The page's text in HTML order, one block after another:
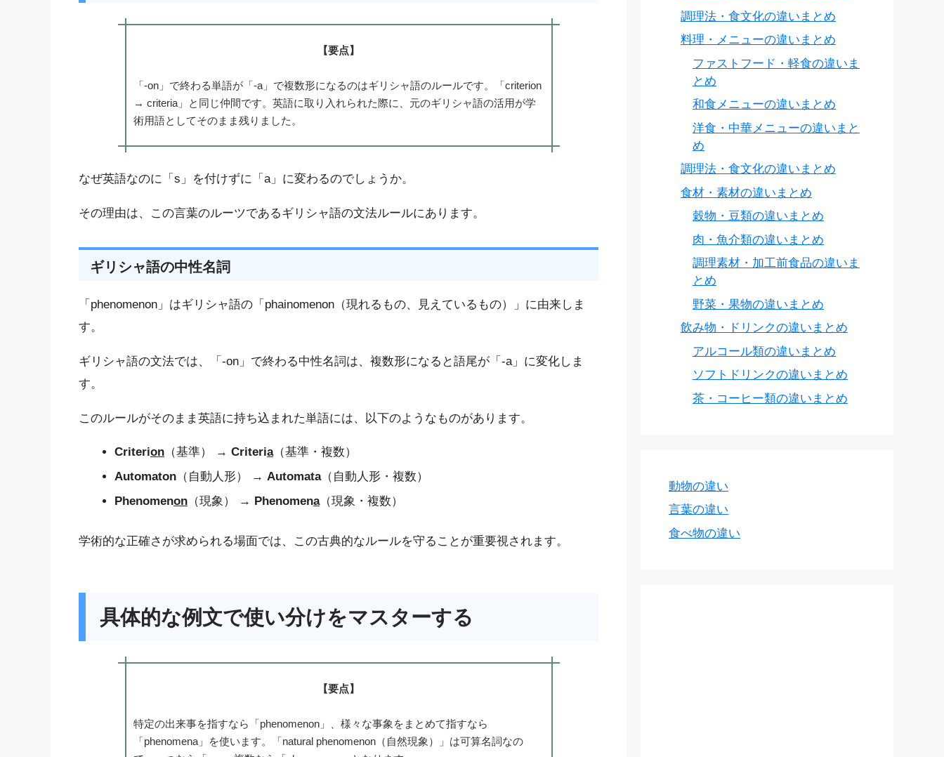
【要点】
「-on」で終わる単語が「-a」で複数形になるのはギリシャ語のルールです。「criterion
→ criteria」と同じ仲間です。英語に取り入れられた際に、元のギリシャ語の活用が学
術用語としてそのまま残りました。
なぜ英語なのに「s」を付けずに「a」に変わるのでしょうか。
その理由は、この言葉のルーツであるギリシャ語の文法ルールにあります。
ギリシャ語の中性名詞
「phenomenon」はギリシャ語の「phainomenon（現れるもの、見えているもの）」に由来しま
す。
ギリシャ語の文法では、「-on」で終わる中性名詞は、複数形になると語尾が「-a」に変化しま
す。
このルールがそのまま英語に持ち込まれた単語には、以下のようなものがあります。
Criterion （基準） → Criteria（基準・複数）
Automaton （自動人形） → Automata（自動人形・複数）
Phenomenon （現象） → Phenomena（現象・複数）
学術的な正確さが求められる場面では、この古典的なルールを守ることが重要視されます。
具体的な例文で使い分けをマスターする
【要点】
特定の出来事を指すなら「phenomenon」、様々な事象をまとめて指すなら
「phenomena」を使います。「natural phenomenon（自然現象）」は可算名詞なの
調理法・食文化の違いまとめ
料理・メニューの違いまとめ
ファストフード・軽食の違いま
とめ
和食メニューの違いまとめ
洋食・中華メニューの違いまと
め
調理法・食文化の違いまとめ
食材・素材の違いまとめ
穀物・豆類の違いまとめ
肉・魚介類の違いまとめ
調理素材・加工前食品の違いま
とめ
野菜・果物の違いまとめ
飲み物・ドリンクの違いまとめ
アルコール類の違いまとめ
ソフトドリンクの違いまとめ
茶・コーヒー類の違いまとめ
動物の違い
言葉の違い
食べ物の違い